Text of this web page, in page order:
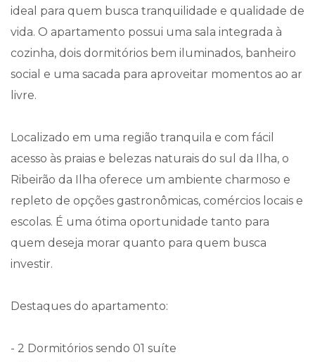
ideal para quem busca tranquilidade e qualidade de
vida. O apartamento possui uma sala integrada à
cozinha, dois dormitórios bem iluminados, banheiro
social e uma sacada para aproveitar momentos ao ar
livre.
Localizado em uma região tranquila e com fácil
acesso às praias e belezas naturais do sul da Ilha, o
Ribeirão da Ilha oferece um ambiente charmoso e
repleto de opções gastronômicas, comércios locais e
escolas. É uma ótima oportunidade tanto para
quem deseja morar quanto para quem busca
investir.
Destaques do apartamento:
- 2 Dormitórios sendo 01 suíte